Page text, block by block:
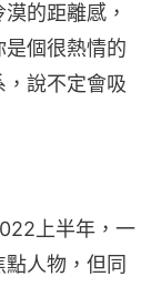
的距離感，
個很熱情的
說不定會吸
上半年，一
人物，但同